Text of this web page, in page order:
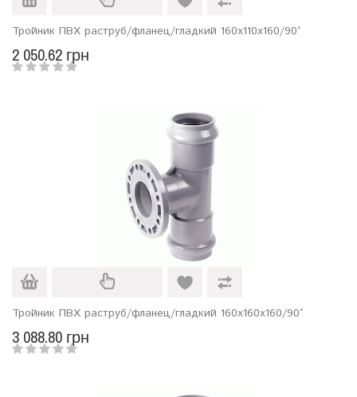
Тройник ПВХ раструб/фланец/гладкий 160х110х160/90°
2 050.62 грн
Тройник ПВХ раструб/фланец/гладкий 160х160х160/90°
3 088.80 грн